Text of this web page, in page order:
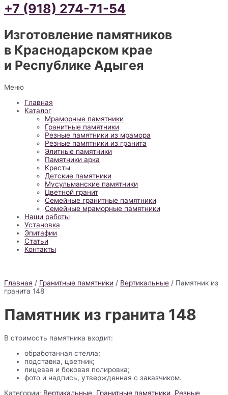
+7 (918) 274-71-54
Изготовление памятников
в Краснодарском крае
и Республике Адыгея
Меню
Главная
Каталог
Мраморные памятники
Гранитные памятники
Резные памятники из мрамора
Резные памятники из гранита
Элитные памятники
Памятники арка
Кресты
Детские памятники
Мусульманские памятники
Цветной гранит
Семейные гранитные памятники
Семейные мраморные памятники
Наши работы
Установка
Эпитафии
Статьи
Контакты
Главная / Гранитные памятники / Вертикальные / Памятник из
гранита 148
Памятник из гранита 148
В стоимость памятника входит:
обработанная стелла;
подставка, цветник;
лицевая и боковая полировка;
фото и надпись, утвержденная с заказчиком.
Категории: Вертикальные, Гранитные памятники, Резные